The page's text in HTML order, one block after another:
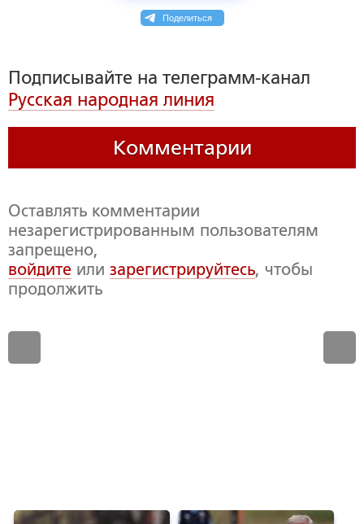
Поделиться
Подписывайте на телеграмм-канал
Русская народная линия
Комментарии
Оставлять комментарии
незарегистрированным пользователям
запрещено,
войдите или зарегистрируйтесь, чтобы
продолжить